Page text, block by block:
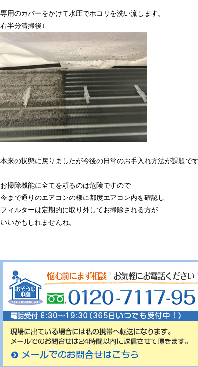
専用のカバーをかけて水圧でホコリを洗い流します。
右半分清掃後↓
本来の状態に戻りましたが今後の日常のお手入れ方法が課題で
お掃除機能に全てを頼るのは危険ですので
今まで通りのエアコンの様に都度エアコン内を確認し
フィルターは定期的に取り外してお掃除される方が
いいかもしれませんね。